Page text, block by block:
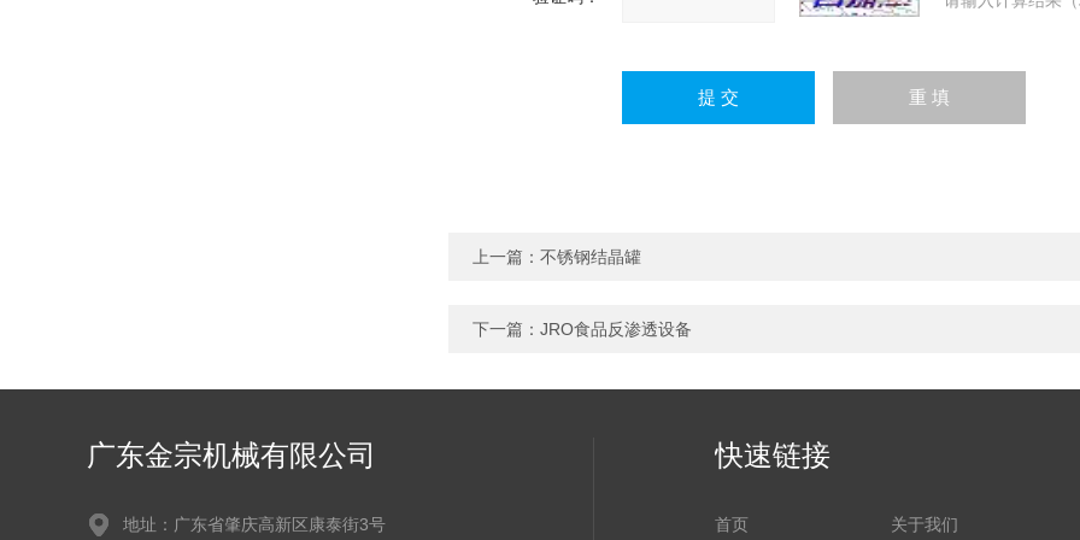
上一篇： 不锈钢结晶罐
下一篇： JRO食品反渗透设备
广东金宗机械有限公司
地址：广东省肇庆高新区康泰街3号
快速链接
首页 关于我们